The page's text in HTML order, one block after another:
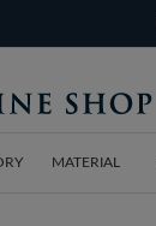
MATERIAL